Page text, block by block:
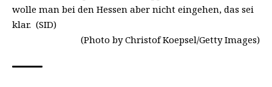
wolle man bei den Hessen aber nicht eingehen, das sei
klar. (SID)
(Photo by Christof Koepsel/Getty Images)